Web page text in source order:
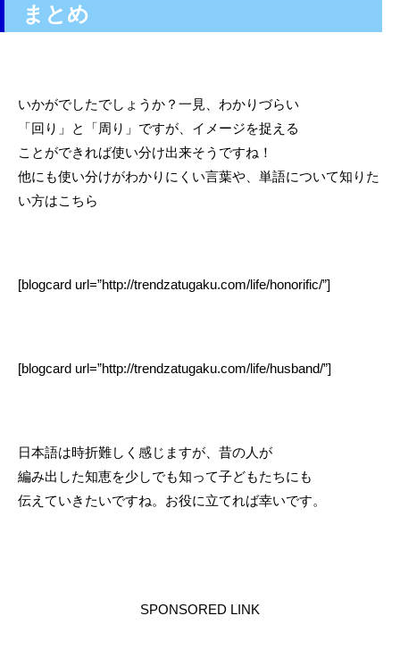
まとめ
いかがでしたでしょうか？一見、わかりづらい
「回り」と「周り」ですが、イメージを捉える
ことができれば使い分け出来そうですね！
他にも使い分けがわかりにくい言葉や、単語について知りた
い方はこちら
[blogcard url=”http://trendzatugaku.com/life/honorific/”]
[blogcard url=”http://trendzatugaku.com/life/husband/”]
日本語は時折難しく感じますが、昔の人が
編み出した知恵を少しでも知って子どもたちにも
伝えていきたいですね。お役に立てれば幸いです。
SPONSORED LINK